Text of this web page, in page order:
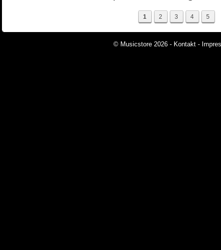
1 2 3 4 5
© Musicstore 2026 - Kontakt -